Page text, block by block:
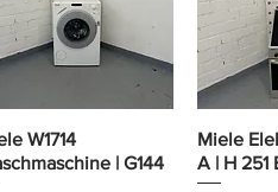
W1714
| G144
Miele
A | H 251